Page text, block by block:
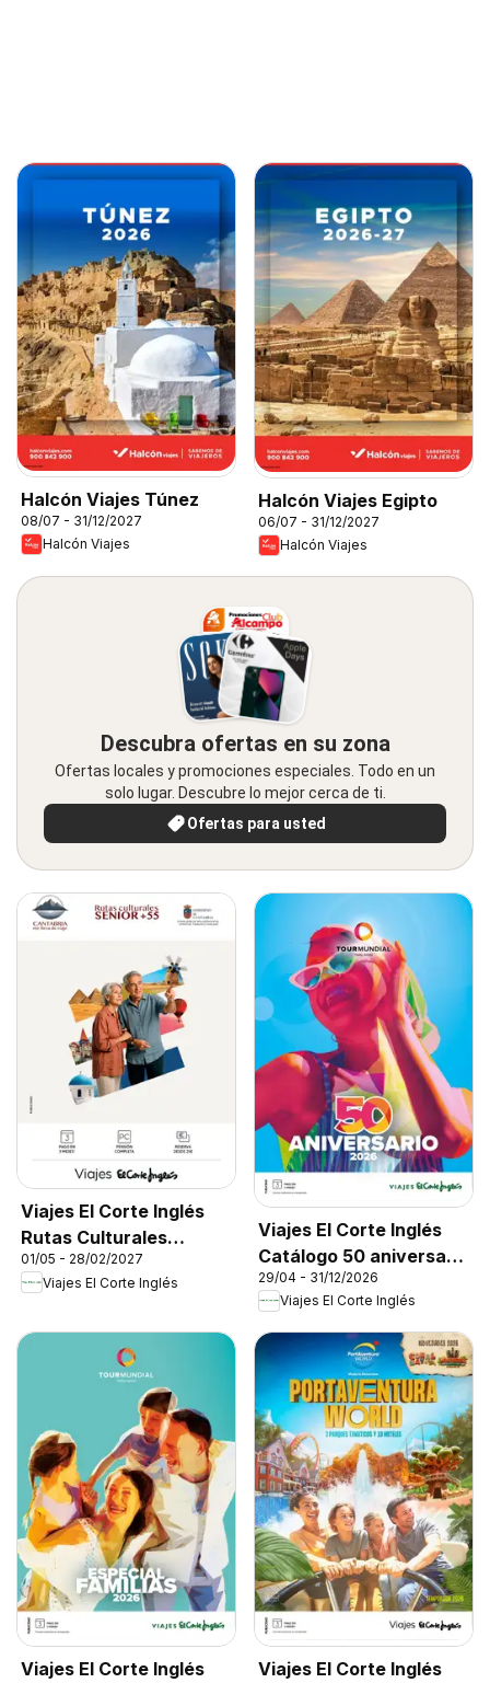
Halcón Viajes Túnez
08/07 - 31/12/2027
Halcón Viajes
Halcón Viajes Egipto
06/07 - 31/12/2027
Halcón Viajes
Descubra ofertas en su zona
Ofertas locales y promociones especiales. Todo en un
solo lugar. Descubre lo mejor cerca de ti.
Ofertas para usted
Viajes El Corte Inglés
Rutas Culturales
Cantabria
01/05 - 28/02/2027
Viajes El Corte Inglés
Viajes El Corte Inglés
Catálogo 50 aniversario
Tourmundial
29/04 - 31/12/2026
Viajes El Corte Inglés
Viajes El Corte Inglés Viajes El Corte Inglés